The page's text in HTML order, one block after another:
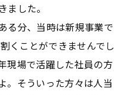
した。
る分、当時は新規事業で
くことができませんでし
現場で活躍した社員の方
。そういった方々は人当